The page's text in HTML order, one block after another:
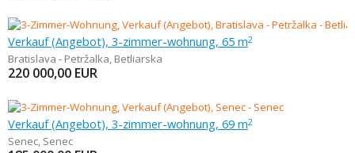
Verkauf (Angebot), 3-zimmer-wohnung, 65 m2
Bratislava - Petržalka, Betliarska
220 000,00 EUR
Verkauf (Angebot), 3-zimmer-wohnung, 69 m2
Senec, Senec